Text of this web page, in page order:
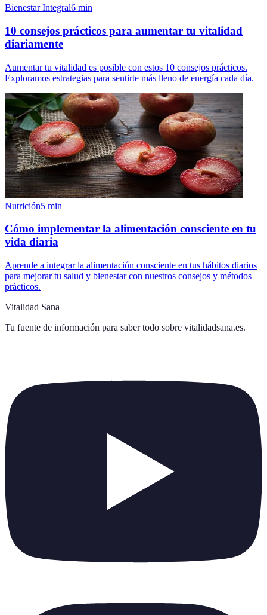
Bienestar Integral6 min
10 consejos prácticos para aumentar tu vitalidad
diariamente
Aumentar tu vitalidad es posible con estos 10 consejos prácticos.
Exploramos estrategias para sentirte más lleno de energía cada día.
Nutrición5 min
Cómo implementar la alimentación consciente en tu
vida diaria
Aprende a integrar la alimentación consciente en tus hábitos diarios
para mejorar tu salud y bienestar con nuestros consejos y métodos
prácticos.
Vitalidad Sana
Tu fuente de información para saber todo sobre vitalidadsana.es.